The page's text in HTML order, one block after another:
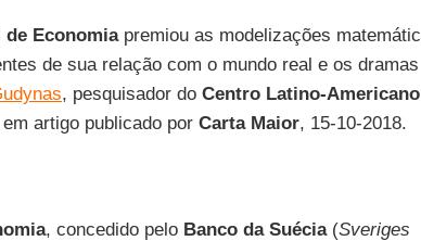
de Economiapremiou as modelizações
de sua relação com o mundo real e os dramas
, pesquisador do Centro Latino-
artigo publicado por Carta Maior, 15-10-2018.
, concedido pelo Banco da Suécia(Sveriges